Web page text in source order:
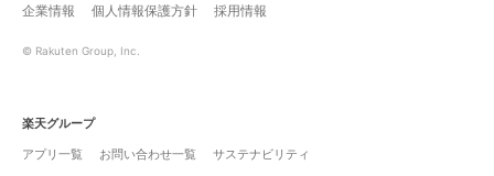
企業情報 個人情報保護方針 採用情報
© Rakuten Group, Inc.
楽天グループ
アプリ一覧
お問い合わせ一覧 サステナビリティ